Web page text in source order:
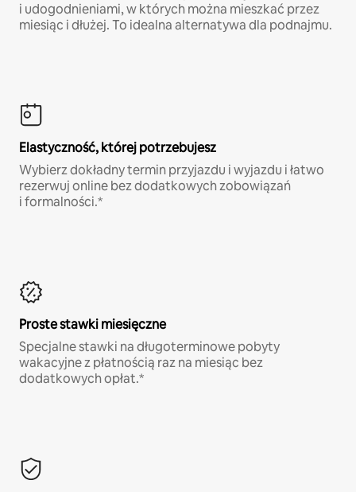
i udogodnieniami, w których można mieszkać przez
miesiąc i dłużej. To idealna alternatywa dla podnajmu.
Elastyczność, której potrzebujesz
Wybierz dokładny termin przyjazdu i wyjazdu i łatwo
rezerwuj online bez dodatkowych zobowiązań
i formalności.*
Proste stawki miesięczne
Specjalne stawki na długoterminowe pobyty
wakacyjne z płatnością raz na miesiąc bez
dodatkowych opłat.*